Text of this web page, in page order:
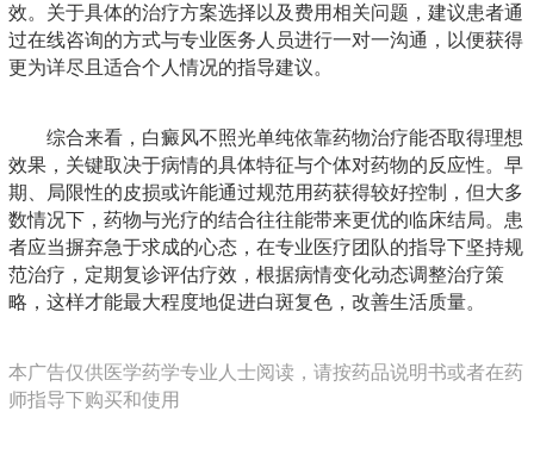
效。关于具体的治疗方案选择以及费用相关问题，建议患者通
过在线咨询的方式与专业医务人员进行一对一沟通，以便获得
更为详尽且适合个人情况的指导建议。
综合来看，白癜风不照光单纯依靠药物治疗能否取得理想
效果，关键取决于病情的具体特征与个体对药物的反应性。早
期、局限性的皮损或许能通过规范用药获得较好控制，但大多
数情况下，药物与光疗的结合往往能带来更优的临床结局。患
者应当摒弃急于求成的心态，在专业医疗团队的指导下坚持规
范治疗，定期复诊评估疗效，根据病情变化动态调整治疗策
略，这样才能最大程度地促进白斑复色，改善生活质量。
本广告仅供医学药学专业人士阅读，请按药品说明书或者在药
师指导下购买和使用